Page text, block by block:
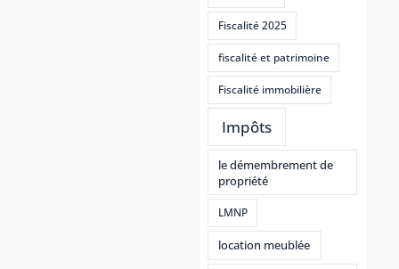
Fiscalité 2025
fiscalité et patrimoine
Fiscalité immobilière
Impôts
le démembrement de
propriété
LMNP
location meublée